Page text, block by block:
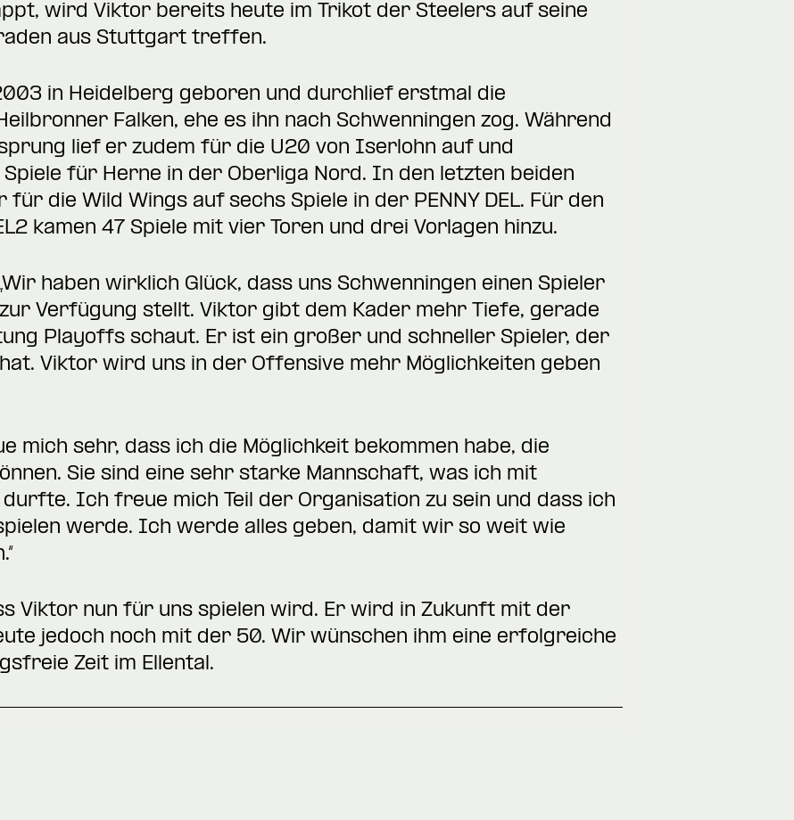
wird Viktor bereits heute im Trikot der Steelers auf seine
aus Stuttgart treffen.
in Heidelberg geboren und durchlief erstmal die
Falken, ehe es ihn nach Schwenningen zog. Während
lief er zudem für die U20 von Iserlohn auf und
für Herne in der Oberliga Nord. In den letzten beiden
die Wild Wings auf sechs Spiele in der PENNY DEL. Für den
kamen 47 Spiele mit vier Toren und drei Vorlagen hinzu.
haben wirklich Glück, dass uns Schwenningen einen Spieler
Verfügung stellt. Viktor gibt dem Kader mehr Tiefe, gerade
Playoffs schaut. Er ist ein großer und schneller Spieler, der
Viktor wird uns in der Offensive mehr Möglichkeiten geben
mich sehr, dass ich die Möglichkeit bekommen habe, die
Sie sind eine sehr starke Mannschaft, was ich mit
Ich freue mich Teil der Organisation zu sein und dass ich
werde. Ich werde alles geben, damit wir so weit wie
Viktor nun für uns spielen wird. Er wird in Zukunft mit der
jedoch noch mit der 50. Wir wünschen ihm eine erfolgreiche
Zeit im Ellental.